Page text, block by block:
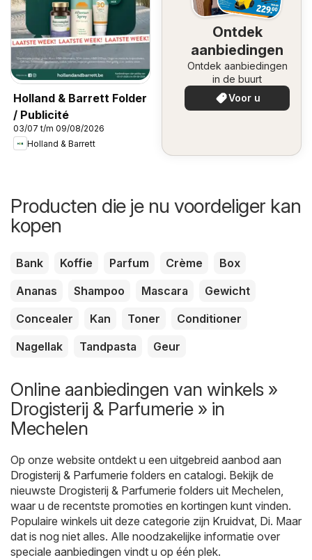
Holland & Barrett Folder
/ Publicité
03/07 t/m 09/08/2026
Holland & Barrett
Ontdek
aanbiedingen
Ontdek aanbiedingen
in de buurt
Voor u
Producten die je nu voordeliger kan
kopen
Bank Koffie Parfum Crème
Box
Ananas
Shampoo Mascara
Gewicht
Concealer
Kan Toner
Conditioner
Nagellak
Tandpasta Geur
Online aanbiedingen van winkels »
Drogisterij & Parfumerie » in
Mechelen
Op onze website ontdekt u een uitgebreid aanbod aan
Drogisterij & Parfumerie folders en catalogi. Bekijk de
nieuwste Drogisterij & Parfumerie folders uit Mechelen,
waar u de recentste promoties en kortingen kunt vinden.
Populaire winkels uit deze categorie zijn Kruidvat, Di. Maar
dat is nog niet alles. Alle noodzakelijke informatie over
speciale aanbiedingen vindt u op één plek.